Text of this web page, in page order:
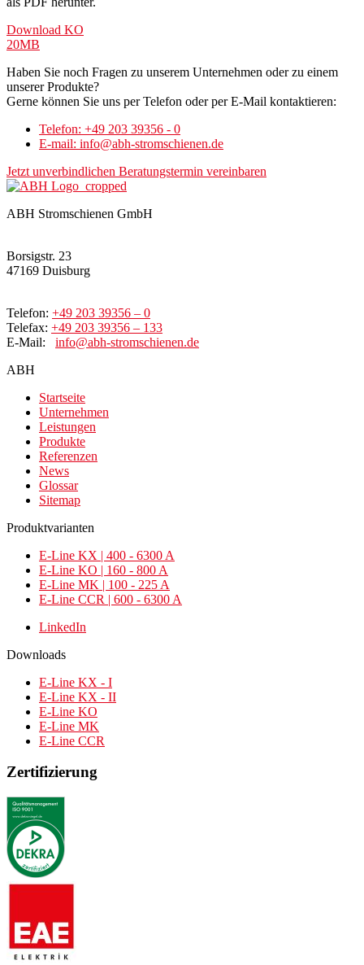
Download KO
20MB
Haben Sie noch Fragen zu unserem Unternehmen oder zu einem
unserer Produkte?
Gerne können Sie uns per Telefon oder per E-Mail kontaktieren:
Telefon: +49 203 39356 - 0
E-mail: info@abh-stromschienen.de
Jetzt unverbindlichen Beratungstermin vereinbaren
ABH Stromschienen GmbH
Borsigstr. 23
47169 Duisburg
Telefon: +49 203 39356 – 0
Telefax: +49 203 39356 – 133
E-Mail: info@abh-stromschienen.de
ABH
Startseite
Unternehmen
Leistungen
Produkte
Referenzen
News
Glossar
Sitemap
Produktvarianten
E-Line KX | 400 - 6300 A
E-Line KO | 160 - 800 A
E-Line MK | 100 - 225 A
E-Line CCR | 600 - 6300 A
LinkedIn
Downloads
E-Line KX - I
E-Line KX - II
E-Line KO
E-Line MK
E-Line CCR
Zertifizierung